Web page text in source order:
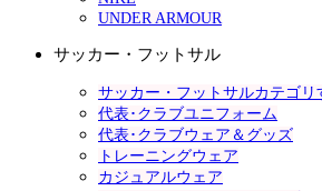
UNDER ARMOUR
サッカー・フットサル
サッカー・フットサルカテゴリ
代表･クラブユニフォーム
代表･クラブウェア＆グッズ
トレーニングウェア
カジュアルウェア